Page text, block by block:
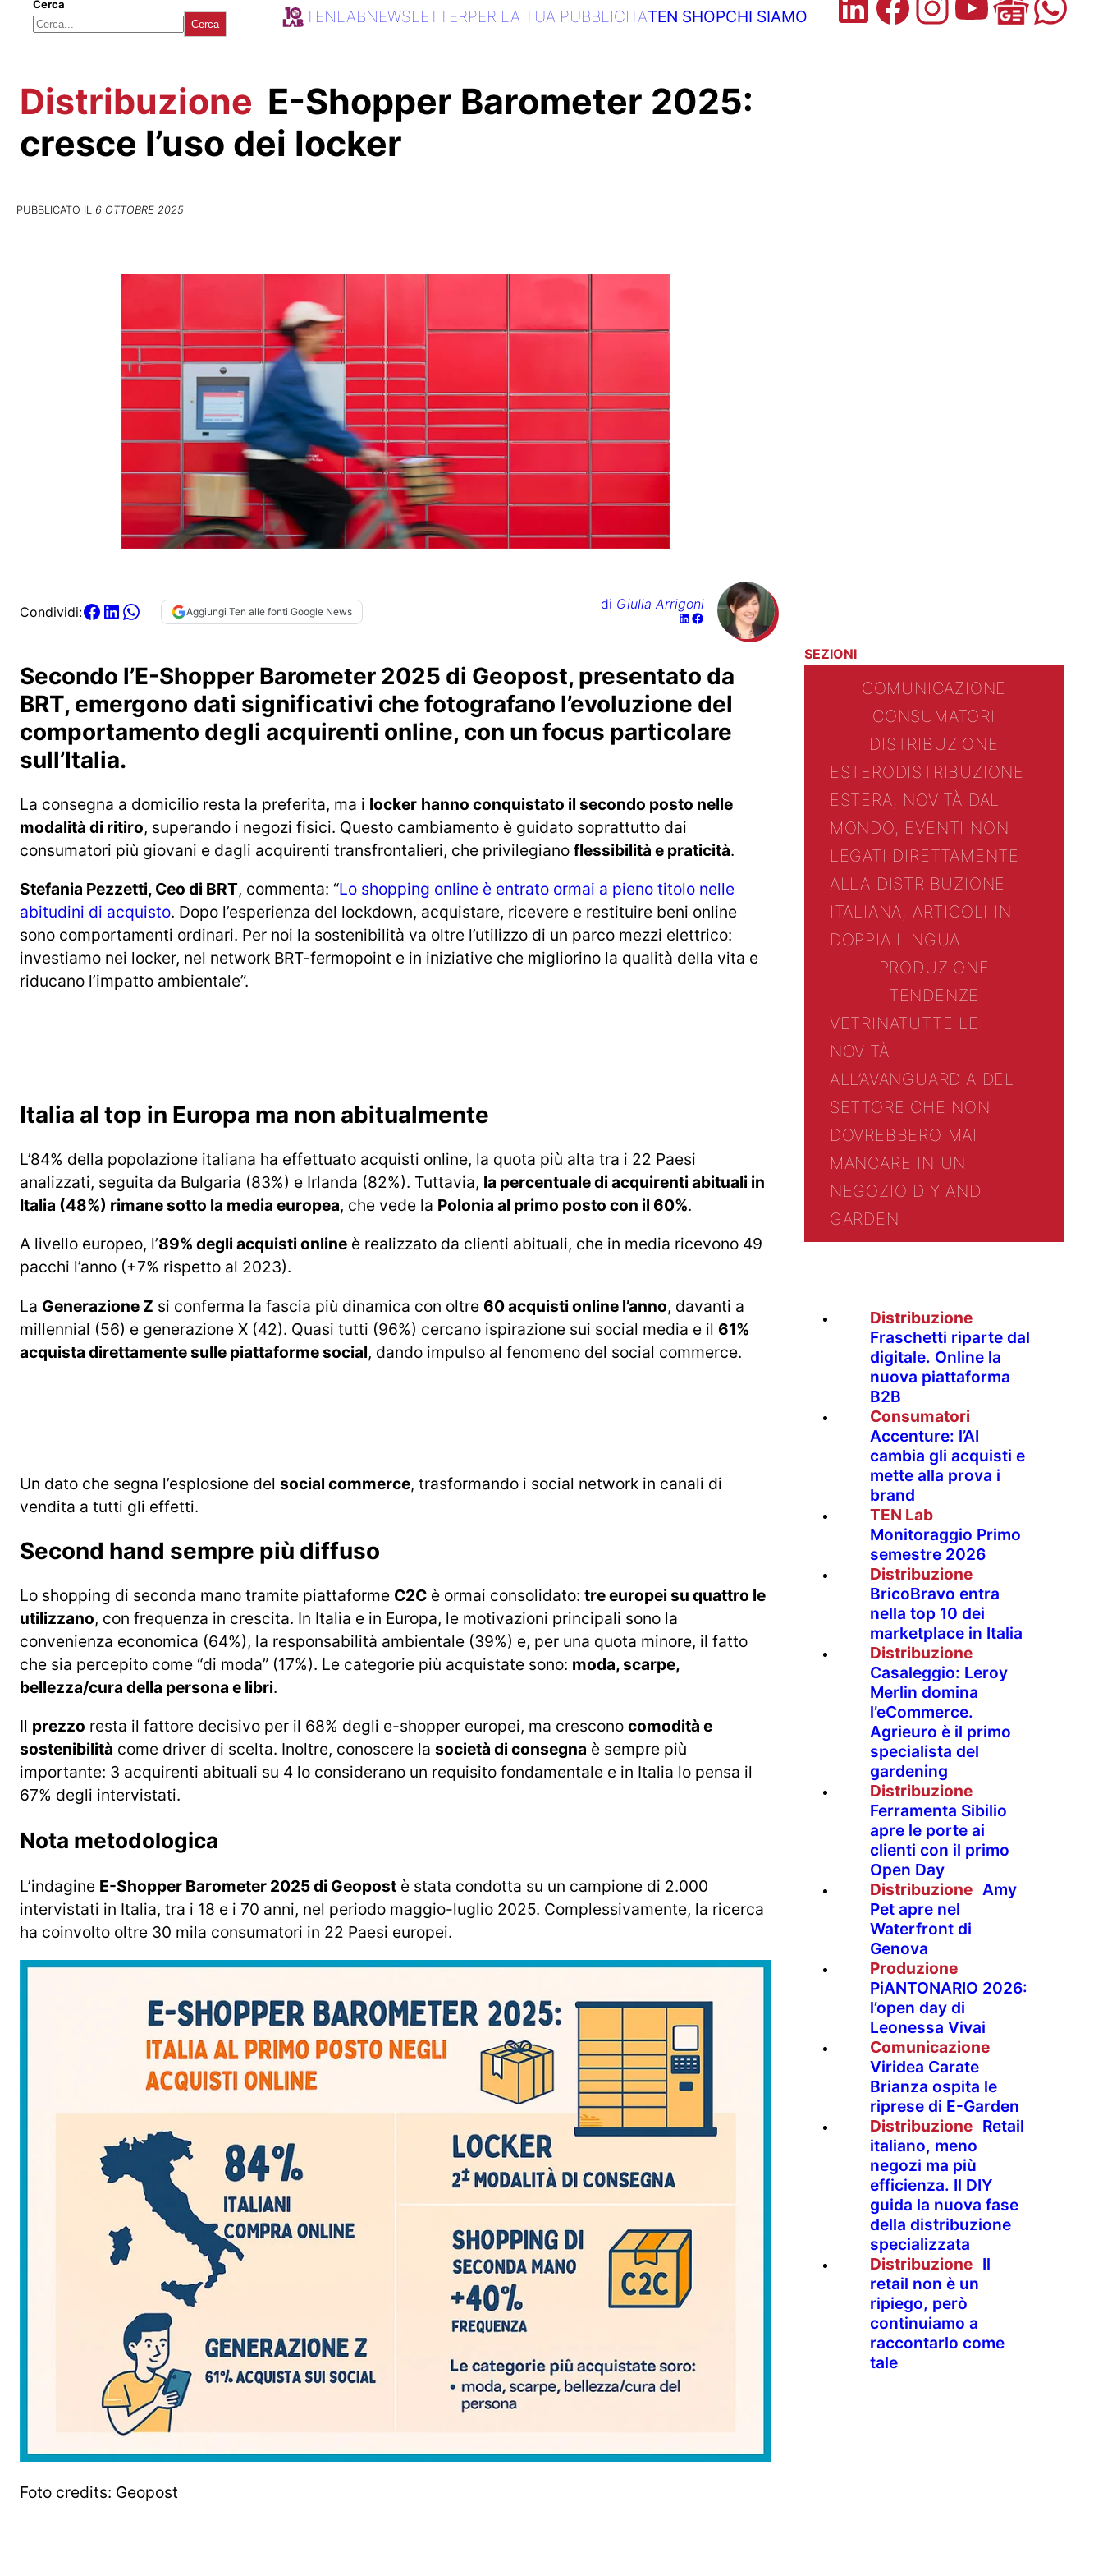
Cerca
Cerca TENLABNEWSLETTERPER LA TUA PUBBLICITATEN SHOPCHI SIAMO
Distribuzione E-Shopper Barometer 2025:
cresce l’uso dei locker
PUBBLICATO IL 6 OTTOBRE 2025
Condividi: Aggiungi Ten alle fonti Google News di Giulia Arrigoni
Secondo l’E-Shopper Barometer 2025 di Geopost, presentato da
BRT, emergono dati significativi che fotografano l’evoluzione del
comportamento degli acquirenti online, con un focus particolare
sull’Italia.
La consegna a domicilio resta la preferita, ma i locker hanno conquistato il secondo posto nelle
modalità di ritiro, superando i negozi fisici. Questo cambiamento è guidato soprattutto dai
consumatori più giovani e dagli acquirenti transfrontalieri, che privilegiano flessibilità e praticità.
Stefania Pezzetti, Ceo di BRT, commenta: “Lo shopping online è entrato ormai a pieno titolo nelle
abitudini di acquisto. Dopo l’esperienza del lockdown, acquistare, ricevere e restituire beni online
sono comportamenti ordinari. Per noi la sostenibilità va oltre l’utilizzo di un parco mezzi elettrico:
investiamo nei locker, nel network BRT-fermopoint e in iniziative che migliorino la qualità della vita e
riducano l’impatto ambientale”.
Italia al top in Europa ma non abitualmente
L’84% della popolazione italiana ha effettuato acquisti online, la quota più alta tra i 22 Paesi
analizzati, seguita da Bulgaria (83%) e Irlanda (82%). Tuttavia, la percentuale di acquirenti abituali in
Italia (48%) rimane sotto la media europea, che vede la Polonia al primo posto con il 60%.
A livello europeo, l’89% degli acquisti online è realizzato da clienti abituali, che in media ricevono 49
pacchi l’anno (+7% rispetto al 2023).
La Generazione Z si conferma la fascia più dinamica con oltre 60 acquisti online l’anno, davanti a
millennial (56) e generazione X (42). Quasi tutti (96%) cercano ispirazione sui social media e il 61%
acquista direttamente sulle piattaforme social, dando impulso al fenomeno del social commerce.
Un dato che segna l’esplosione del social commerce, trasformando i social network in canali di
vendita a tutti gli effetti.
Second hand sempre più diffuso
Lo shopping di seconda mano tramite piattaforme C2C è ormai consolidato: tre europei su quattro le
utilizzano, con frequenza in crescita. In Italia e in Europa, le motivazioni principali sono la
convenienza economica (64%), la responsabilità ambientale (39%) e, per una quota minore, il fatto
che sia percepito come “di moda” (17%). Le categorie più acquistate sono: moda, scarpe,
bellezza/cura della persona e libri.
Il prezzo resta il fattore decisivo per il 68% degli e-shopper europei, ma crescono comodità e
sostenibilità come driver di scelta. Inoltre, conoscere la società di consegna è sempre più
importante: 3 acquirenti abituali su 4 lo considerano un requisito fondamentale e in Italia lo pensa il
67% degli intervistati.
Nota metodologica
L’indagine E-Shopper Barometer 2025 di Geopost è stata condotta su un campione di 2.000
intervistati in Italia, tra i 18 e i 70 anni, nel periodo maggio-luglio 2025. Complessivamente, la ricerca
ha coinvolto oltre 30 mila consumatori in 22 Paesi europei.
Foto credits: Geopost
SEZIONI
COMUNICAZIONE
CONSUMATORI
DISTRIBUZIONE
ESTERODISTRIBUZIONE
ESTERA, NOVITÀ DAL
MONDO, EVENTI NON
LEGATI DIRETTAMENTE
ALLA DISTRIBUZIONE
ITALIANA, ARTICOLI IN
DOPPIA LINGUA
PRODUZIONE
TENDENZE
VETRINATUTTE LE
NOVITÀ
ALL’AVANGUARDIA DEL
SETTORE CHE NON
DOVREBBERO MAI
MANCARE IN UN
NEGOZIO DIY AND
GARDEN
Distribuzione
Fraschetti riparte dal
digitale. Online la
nuova piattaforma
B2B
Consumatori
Accenture: l’AI
cambia gli acquisti e
mette alla prova i
brand
TEN Lab
Monitoraggio Primo
semestre 2026
Distribuzione
BricoBravo entra
nella top 10 dei
marketplace in Italia
Distribuzione
Casaleggio: Leroy
Merlin domina
l’eCommerce.
Agrieuro è il primo
specialista del
gardening
Distribuzione
Ferramenta Sibilio
apre le porte ai
clienti con il primo
Open Day
Distribuzione Amy
Pet apre nel
Waterfront di
Genova
Produzione
PiANTONARIO 2026:
l’open day di
Leonessa Vivai
Comunicazione
Viridea Carate
Brianza ospita le
riprese di E-Garden
Distribuzione Retail
italiano, meno
negozi ma più
efficienza. Il DIY
guida la nuova fase
della distribuzione
specializzata
Distribuzione Il
retail non è un
ripiego, però
continuiamo a
raccontarlo come
tale